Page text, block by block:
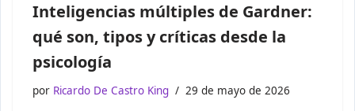
Inteligencias múltiples de Gardner:
qué son, tipos y críticas desde la
psicología
por Ricardo De Castro King 29 de mayo de 2026